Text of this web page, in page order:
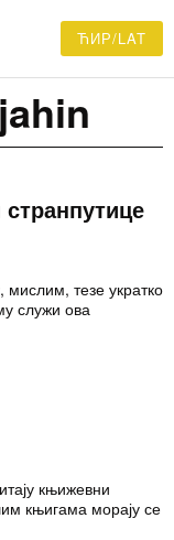
ЋИР/LAT
мислим, тезе укратко
служи ова
књижевни
књигама морају се